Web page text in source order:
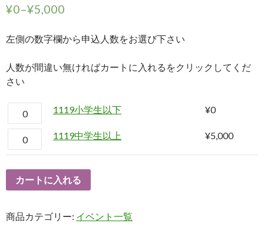
¥0–¥5,000
左側の数字欄から申込人数をお選び下さい
人数が間違い無ければカートに入れるをクリックしてくだ
さい
1119小学生以下 ¥0
1119中学生以上 ¥5,000
カートに入れる
商品カテゴリー: イベント一覧